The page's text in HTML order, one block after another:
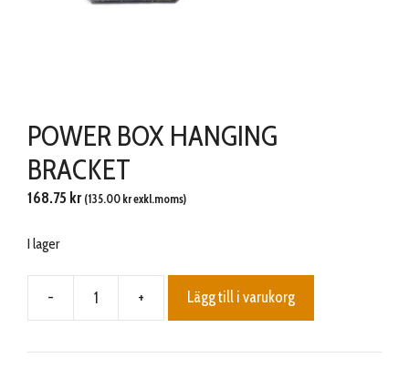
POWER BOX HANGING
BRACKET
168.75 kr (135.00 krexkl.moms)
I lager
-
POWER
HANGING
+ Lägg till i varukorg